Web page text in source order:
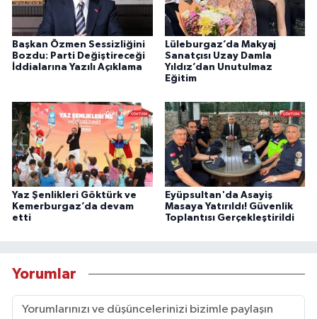
Başkan Özmen Sessizliğini
Bozdu: Parti Değiştireceği
İddialarına Yazılı Açıklama
Lüleburgaz’da Makyaj
Sanatçısı Uzay Damla
Yıldız’dan Unutulmaz
Eğitim
Yaz Şenlikleri Göktürk ve
Kemerburgaz’da devam
etti
Eyüpsultan'da Asayiş
Masaya Yatırıldı! Güvenlik
Toplantısı Gerçekleştirildi
Yorumlar